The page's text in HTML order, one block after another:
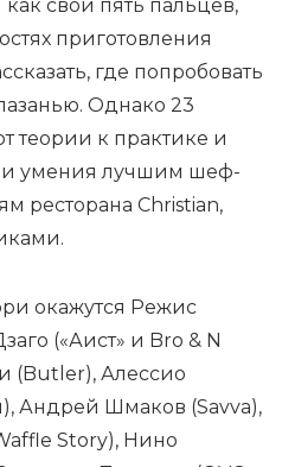
свои пять пальцев,
приготовления
где попробовать
Однако 23
теории к практике и
умения лучшим шеф-
ресторана Christian,
окажутся Режис
(«Аист» и Bro & N
(Butler), Алессио
Андрей Шмаков (Savva),
Story), Нино